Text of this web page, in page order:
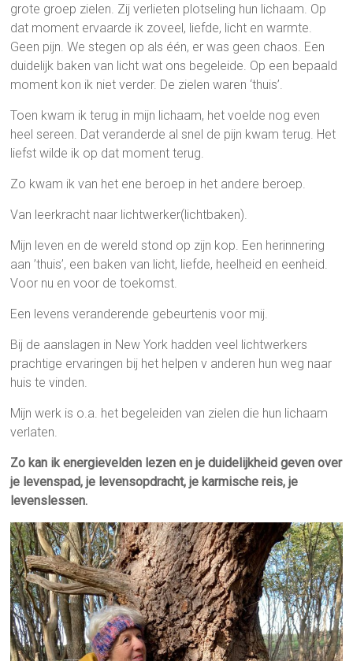
grote groep zielen. Zij verlieten plotseling hun lichaam. Op
dat moment ervaarde ik zoveel, liefde, licht en warmte.
Geen pijn. We stegen op als één, er was geen chaos. Een
duidelijk baken van licht wat ons begeleide. Op een bepaald
moment kon ik niet verder. De zielen waren ‘thuis’.
Toen kwam ik terug in mijn lichaam, het voelde nog even
heel sereen. Dat veranderde al snel de pijn kwam terug. Het
liefst wilde ik op dat moment terug.
Zo kwam ik van het ene beroep in het andere beroep.
Van leerkracht naar lichtwerker(lichtbaken).
Mijn leven en de wereld stond op zijn kop. Een herinnering
aan ’thuis’, een baken van licht, liefde, heelheid en eenheid.
Voor nu en voor de toekomst.
Een levens veranderende gebeurtenis voor mij.
Bij de aanslagen in New York hadden veel lichtwerkers
prachtige ervaringen bij het helpen v anderen hun weg naar
huis te vinden.
Mijn werk is o.a. het begeleiden van zielen die hun lichaam
verlaten.
Zo kan ik energievelden lezen en je duidelijkheid geven over
je levenspad, je levensopdracht, je karmische reis, je
levenslessen.